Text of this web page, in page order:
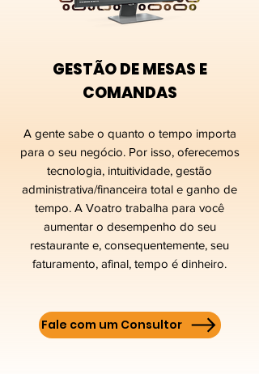
GESTÃO DE MESAS E
COMANDAS
A gente sabe o quanto o tempo importa
para o seu negócio. Por isso, oferecemos
tecnologia, intuitividade, gestão
administrativa/financeira total e ganho de
tempo. A Voatro trabalha para você
aumentar o desempenho do seu
restaurante e, consequentemente, seu
faturamento, afinal, tempo é dinheiro.
Fale com um Consultor